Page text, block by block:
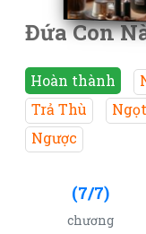
Đứa Con
Hoàn thành
Trả Thù
Ngọt
Ngược
(7/7)
chương